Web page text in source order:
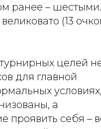
ранее –
(13
целей
для главной
условиях,
а
проявить себя –